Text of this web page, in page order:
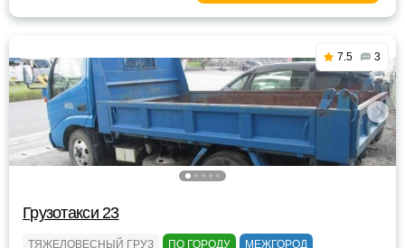
7.5 3
Грузотакси 23
ТЯЖЕЛОВЕСНЫЙ ГРУЗ ПО ГОРОДУ МЕЖГОРОД